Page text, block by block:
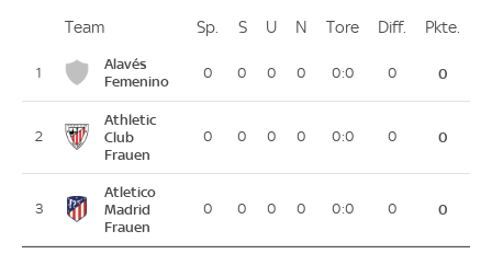
PlatzTeam Sp. Spiele
SSiege
U Unentschieden
N Niederlagen
Tore ToreDiff. Differenz
Pkte.
1
Alavés
Femenino
0 0 0 0 0:0 0 0
2
Athletic
Club
Frauen
0 0 0 0 0:0 0 0
3
Atletico
Madrid
Frauen
0 0 0 0 0:0 0 0